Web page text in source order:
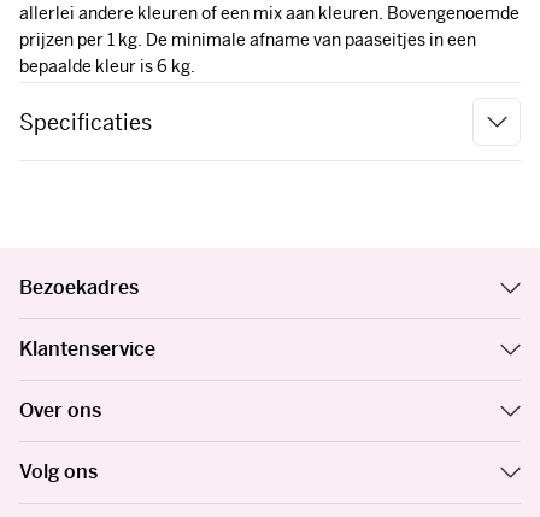
Specificaties
allerlei andere kleuren of een mix aan kleuren. Bovengenoemde
prijzen per 1 kg. De minimale afname van paaseitjes in een
bepaalde kleur is 6 kg.
Bezoekadres
Klantenservice
Over ons
Volg ons